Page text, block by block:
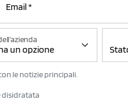
le notizie principali.
disidratata